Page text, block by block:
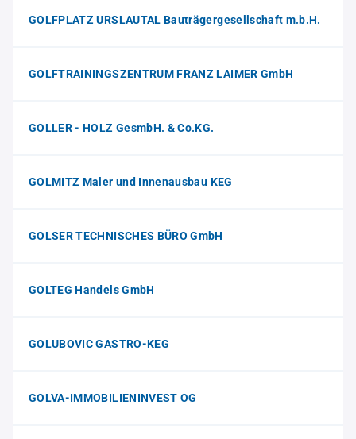
GOLFPLATZ URSLAUTAL Bauträgergesellschaft m.b.H.
GOLFTRAININGSZENTRUM FRANZ LAIMER GmbH
GOLLER - HOLZ GesmbH. & Co.KG.
GOLMITZ Maler und Innenausbau KEG
GOLSER TECHNISCHES BÜRO GmbH
GOLTEG Handels GmbH
GOLUBOVIC GASTRO-KEG
GOLVA-IMMOBILIENINVEST OG